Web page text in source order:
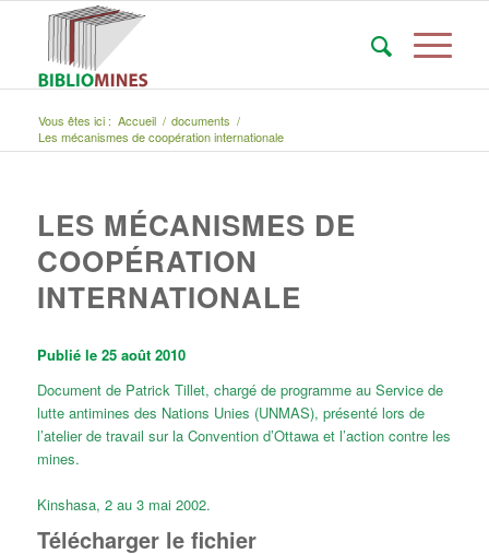
Vous êtes ici : Accueil / documents /
Les mécanismes de coopération internationale
LES MÉCANISMES DE
COOPÉRATION
INTERNATIONALE
Publié le 25 août 2010
Document de Patrick Tillet, chargé de programme au Service de
lutte antimines des Nations Unies (UNMAS), présenté lors de
l’atelier de travail sur la Convention d’Ottawa et l’action contre les
mines.
Kinshasa, 2 au 3 mai 2002.
Télécharger le fichier